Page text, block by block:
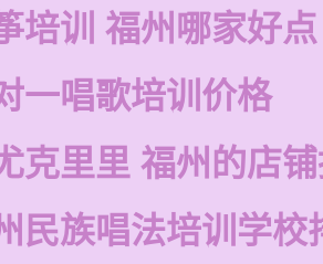
培训 福州哪家好点
一唱歌培训价格
克里里 福州的店
民族唱法培训学校